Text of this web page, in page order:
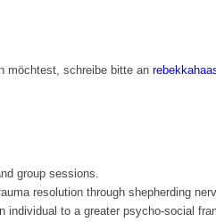
möchtest, schreibe bitte an
group sessions.
resolution through shepherding
to a greater psycho-social